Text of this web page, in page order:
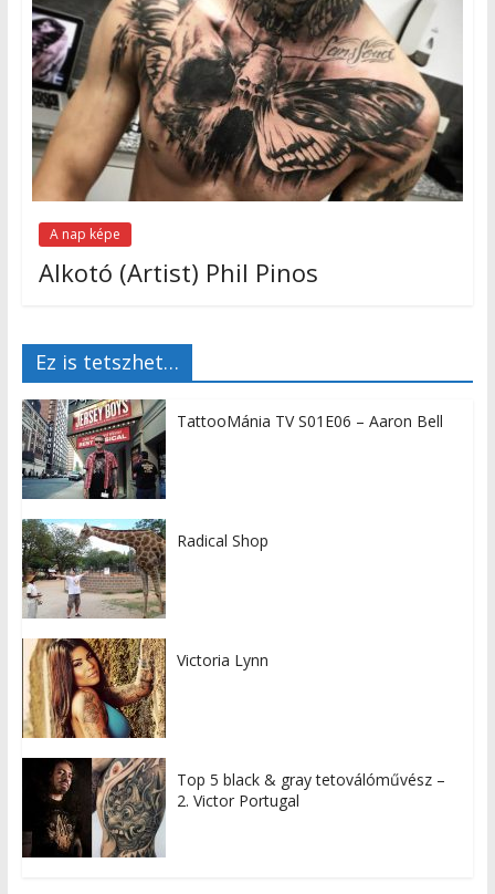
A nap képe
Alkotó (Artist) Phil Pinos
Ez is tetszhet…
TattooMánia TV S01E06 – Aaron Bell
Radical Shop
Victoria Lynn
Top 5 black & gray tetoválóművész –
2. Victor Portugal